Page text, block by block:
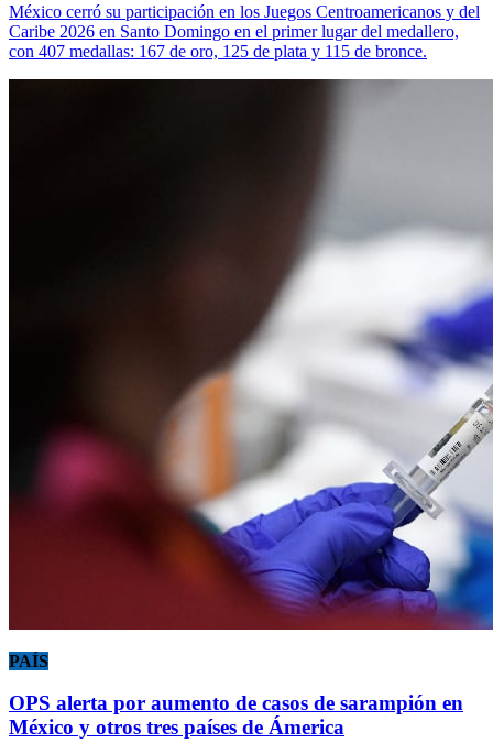
México cerró su participación en los Juegos Centroamericanos y del
Caribe 2026 en Santo Domingo en el primer lugar del medallero,
con 407 medallas: 167 de oro, 125 de plata y 115 de bronce.
PAÍS
OPS alerta por aumento de casos de sarampión en
México y otros tres países de Ámerica